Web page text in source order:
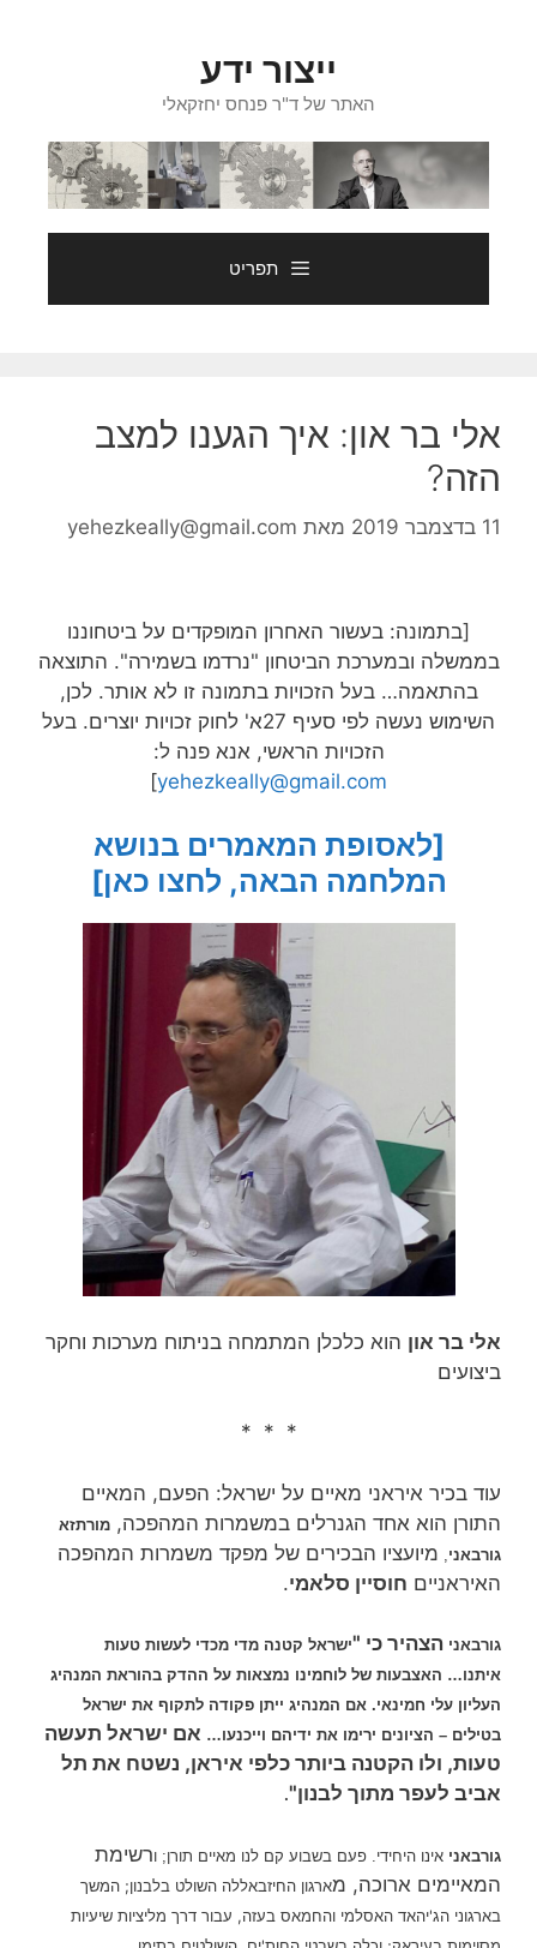
ייצור ידע
האתר של ד"ר פנחס יחזקאלי
תפריט
אלי בר און: איך הגענו למצב
הזה?
11 בדצמבר 2019 מאת yehezkeally@gmail.com
[בתמונה: בעשור האחרון המופקדים על ביטחוננו
בממשלה ובמערכת הביטחון "נרדמו בשמירה". התוצאה
בהתאמה… בעל הזכויות בתמונה זו לא אותר. לכן,
השימוש נעשה לפי סעיף 27א' לחוק זכויות יוצרים. בעל
הזכויות הראשי, אנא פנה ל:
yehezkeally@gmail.com
]
[לאסופת המאמרים בנושא
המלחמה הבאה, לחצו כאן]
אלי בר און הוא כלכלן המתמחה בניתוח מערכות וחקר
ביצועים
* * *
עוד בכיר איראני מאיים על ישראל: הפעם, המאיים
התורן הוא אחד הגנרלים במשמרות המהפכה, מורתזא
גורבאני
מיועציו הבכירים של מפקד משמרות המהפכה
האיראניים חוסיין סלאמי.
גורבאני הצהיר כי "ישראל קטנה מדי מכדי לעשות טעות
איתנו… האצבעות של לוחמינו נמצאות על ההדק בהוראת המנהיג
העליון עלי חמינאי. אם המנהיג ייתן פקודה לתקוף את ישראל
בטילים – הציונים ירימו את ידיהם וייכנעו… אם ישראל תעשה
טעות, ולו הקטנה ביותר כלפי איראן, נשטח את תל
אביב לעפר מתוך לבנון".
גורבאני אינו היחידי. פעם בשבוע קם לנו מאיים תורן; ורשימת
המאיימים ארוכה, מארגון החיזבאללה השולט בלבנון; המשך
בארגוני הג'יהאד האסלמי והחמאס בעזה, עבור דרך מליציות שיעיות